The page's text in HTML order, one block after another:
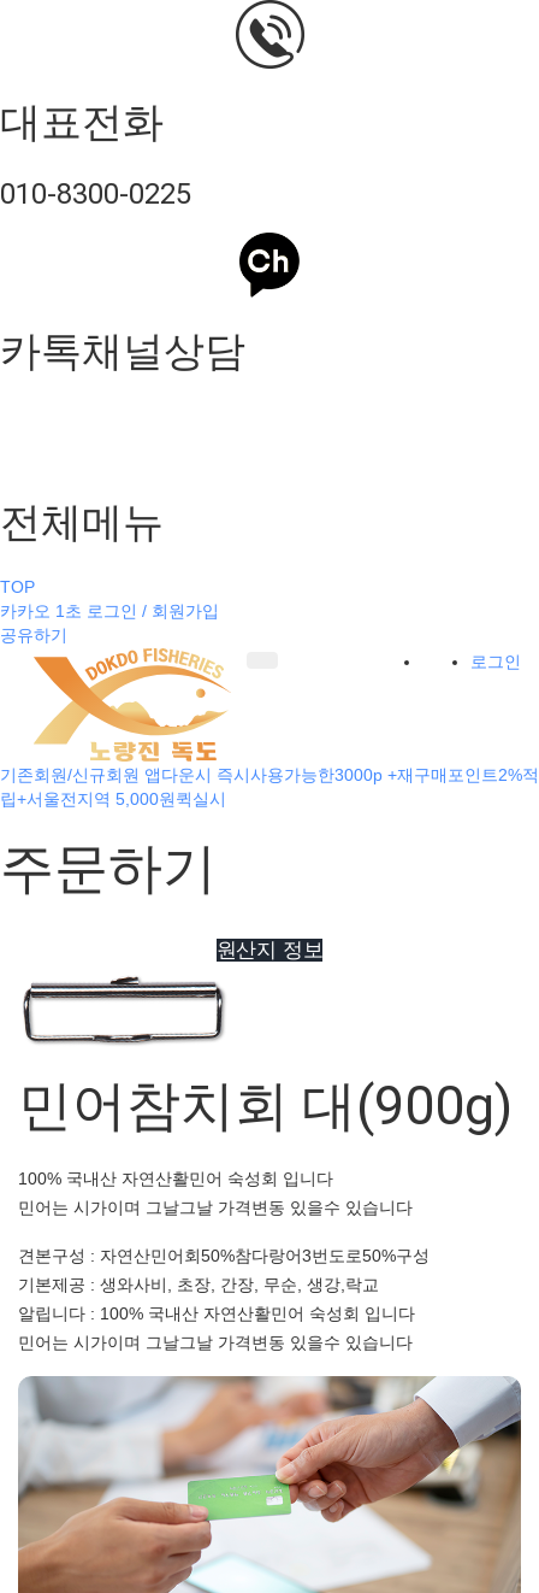
대표전화
010-8300-0225
카톡채널상담
전체메뉴
TOP
카카오 1초 로그인 / 회원가입
공유하기
로그인
기존회원/신규회원 앱다운시 즉시사용가능한3000p +재구매포인트2%적
립+서울전지역 5,000원퀵실시
주문하기
원산지 정보
민어참치회 대(900g)
100% 국내산 자연산활민어 숙성회 입니다
민어는 시가이며 그날그날 가격변동 있을수 있습니다
견본구성 : 자연산민어회50%참다랑어3번도로50%구성
기본제공 : 생와사비, 초장, 간장, 무순, 생강,락교
알립니다 : 100% 국내산 자연산활민어 숙성회 입니다
민어는 시가이며 그날그날 가격변동 있을수 있습니다